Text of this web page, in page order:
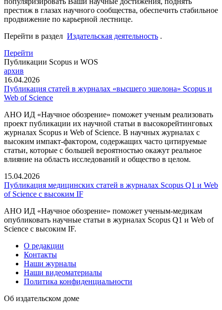
престиж в глазах научного сообщества, обеспечить стабильное
продвижение по карьерной лестнице.
Перейти в раздел Издательская деятельность .
Перейти
Публикации Scopus и WOS
архив
16.04.2026
Публикация статей в журналах «высшего эшелона» Scopus и
Web of Science
АНО ИД «Научное обозрение» поможет ученым реализовать
проект публикации их научной статьи в высокорейтинговых
журналах Scopus и Web of Science. В научных журналах с
высоким импакт-фактором, содержащих часто цитируемые
статьи, которые с большей вероятностью окажут реальное
влияние на область исследований и общество в целом.
15.04.2026
Публикация медицинских статей в журналах Scopus Q1 и Web
of Science с высоким IF
АНО ИД «Научное обозрение» поможет ученым-медикам
опубликовать научные статьи в журналах Scopus Q1 и Web of
Science с высоким IF.
О редакции
Контакты
Наши журналы
Наши видеоматериалы
Политика конфиденциальности
Об издательском доме